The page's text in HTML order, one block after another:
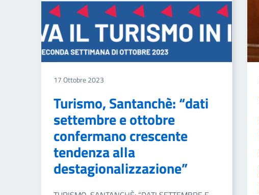
17 Ottobre 2023
Turismo, Santanchè: “dati
settembre e ottobre
confermano crescente
tendenza alla
destagionalizzazione”